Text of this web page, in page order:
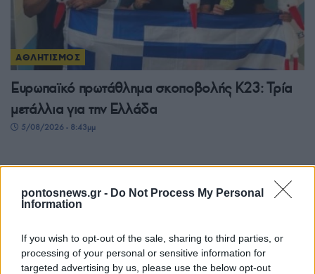
pontosnews.gr - Do Not Process My Personal
Information
If you wish to opt-out of the sale, sharing to third parties, or
processing of your personal or sensitive information for
targeted advertising by us, please use the below opt-out
ΑΘΛΗΤΙΣΜΟΣ
Ευρωπαϊκό πρωτάθλημα σκοποβολής Κ23: Τρία
μετάλλια για την Ελλάδα
5/08/2026 - 8:43μμ